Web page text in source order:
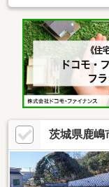
で建てやすい形状
茨城県鹿嶋